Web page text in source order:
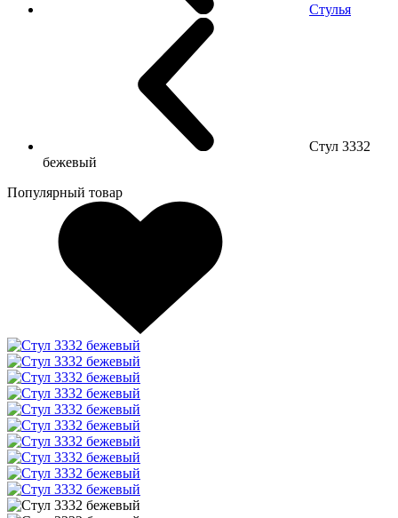
Стулья
Стул 3332
бежевый
Популярный товар